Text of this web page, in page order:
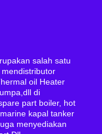
salah satu
oil Heater
di
part boiler, hot
kapal tanker
menyediakan